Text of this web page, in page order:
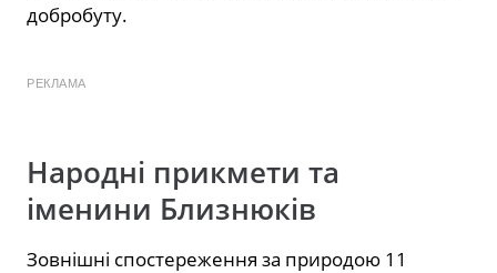
добробуту.
РЕКЛАМА
Народні прикмети та
іменини Близнюків
Зовнішні спостереження за природою 11